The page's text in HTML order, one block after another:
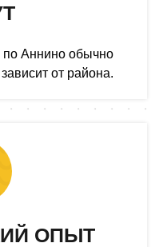
Аннино обычно
от района.
ОПЫТ